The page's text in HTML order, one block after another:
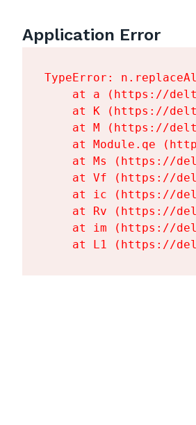
Application Error
TypeError:
at a (https://
at K (https://
at M (https://
at Module.qe
at Ms (https://
at Vf (https://
at ic (https://
at Rv (https://
at im (https://
at L1 (https://